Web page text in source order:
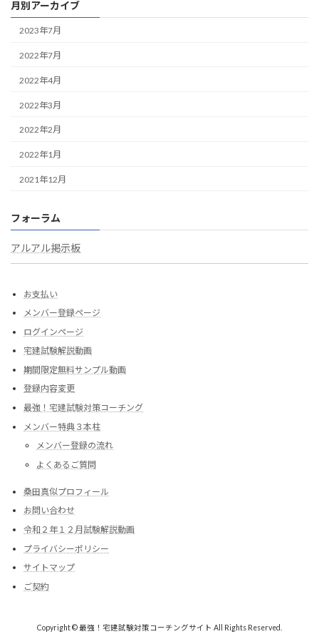
月別アーカイブ
2023年7月
2022年7月
2022年4月
2022年3月
2022年2月
2022年1月
2021年12月
フォーラム
アルアル掲示板
お支払い
メンバー登録ページ
ログインページ
宅建試験解説動画
期間限定無料サンプル動画
登録内容変更
最強！宅建試験対策コーチング
メンバー特典３本柱
メンバー登録の流れ
よくあるご質問
桑田真似プロフィール
お問い合わせ
令和２年１２月試験解説動画
プライバシーポリシー
サイトマップ
ご契約
Copyright © 最強！宅建試験対策コーチングサイト All Rights Reserved.